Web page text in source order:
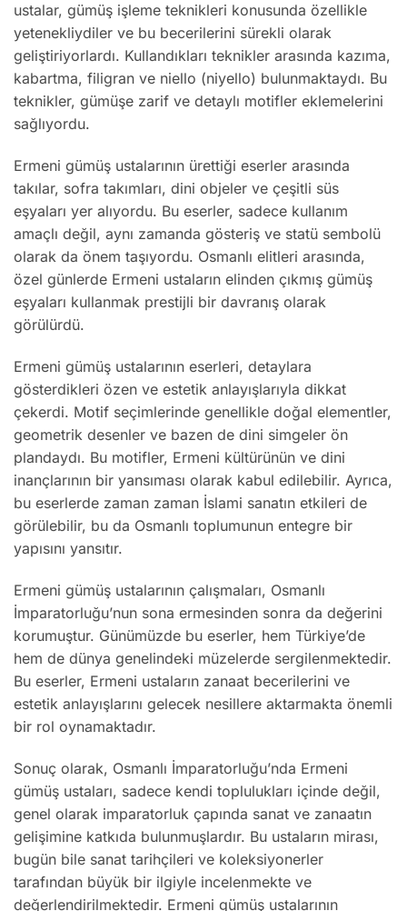
ustalar, gümüş işleme teknikleri konusunda özellikle
yetenekliydiler ve bu becerilerini sürekli olarak
geliştiriyorlardı. Kullandıkları teknikler arasında kazıma,
kabartma, filigran ve niello (niyello) bulunmaktaydı. Bu
teknikler, gümüşe zarif ve detaylı motifler eklemelerini
sağlıyordu.
Ermeni gümüş ustalarının ürettiği eserler arasında
takılar, sofra takımları, dini objeler ve çeşitli süs
eşyaları yer alıyordu. Bu eserler, sadece kullanım
amaçlı değil, aynı zamanda gösteriş ve statü sembolü
olarak da önem taşıyordu. Osmanlı elitleri arasında,
özel günlerde Ermeni ustaların elinden çıkmış gümüş
eşyaları kullanmak prestijli bir davranış olarak
görülürdü.
Ermeni gümüş ustalarının eserleri, detaylara
gösterdikleri özen ve estetik anlayışlarıyla dikkat
çekerdi. Motif seçimlerinde genellikle doğal elementler,
geometrik desenler ve bazen de dini simgeler ön
plandaydı. Bu motifler, Ermeni kültürünün ve dini
inançlarının bir yansıması olarak kabul edilebilir. Ayrıca,
bu eserlerde zaman zaman İslami sanatın etkileri de
görülebilir, bu da Osmanlı toplumunun entegre bir
yapısını yansıtır.
Ermeni gümüş ustalarının çalışmaları, Osmanlı
İmparatorluğu’nun sona ermesinden sonra da değerini
korumuştur. Günümüzde bu eserler, hem Türkiye’de
hem de dünya genelindeki müzelerde sergilenmektedir.
Bu eserler, Ermeni ustaların zanaat becerilerini ve
estetik anlayışlarını gelecek nesillere aktarmakta önemli
bir rol oynamaktadır.
Sonuç olarak, Osmanlı İmparatorluğu’nda Ermeni
gümüş ustaları, sadece kendi toplulukları içinde değil,
genel olarak imparatorluk çapında sanat ve zanaatın
gelişimine katkıda bulunmuşlardır. Bu ustaların mirası,
bugün bile sanat tarihçileri ve koleksiyonerler
tarafından büyük bir ilgiyle incelenmekte ve
değerlendirilmektedir. Ermeni gümüş ustalarının